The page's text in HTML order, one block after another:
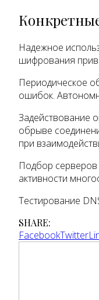
Надежное
шифрования
Периодическое
ошибок.
Задействование
обрыве
при
Подбор серверов
активности
Тестирование
SHARE:
FacebookTwitter